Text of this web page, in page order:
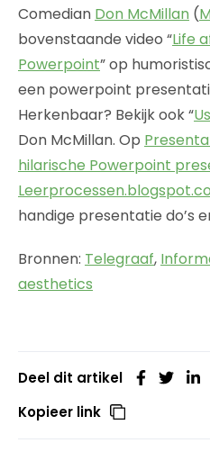
Comedian Don McMillan (
bovenstaande video “Life
Powerpoint” op
een powerpoint
Herkenbaar? Bekijk ook “
Don McMillan. Op
hilarische Powerpoint
handige presentatie do’s
Bronnen: Telegraaf,
aesthetics
Deel dit artikel
Kopieer link